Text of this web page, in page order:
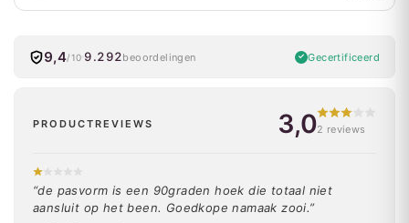
9,4/10 9.292beoordelingen Gecertificeerd
PRODUCTREVIEWS 3,02 reviews
“de pasvorm is een 90graden hoek die totaal niet
aansluit op het been. Goedkope namaak zooi.”